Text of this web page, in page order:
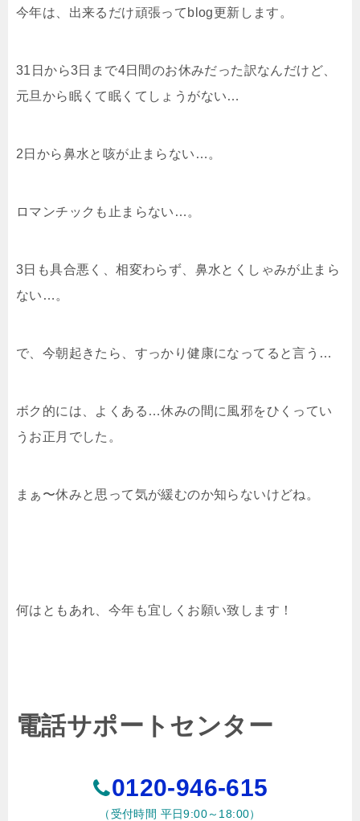
今年は、出来るだけ頑張ってblog更新します。
31日から3日まで4日間のお休みだった訳なんだけど、
元旦から眠くて眠くてしょうがない…
2日から鼻水と咳が止まらない…。
ロマンチックも止まらない…。
3日も具合悪く、相変わらず、鼻水とくしゃみが止まら
ない…。
で、今朝起きたら、すっかり健康になってると言う…
ボク的には、よくある…休みの間に風邪をひくってい
うお正月でした。
まぁ〜休みと思って気が緩むのか知らないけどね。
何はともあれ、今年も宜しくお願い致します！
電話サポートセンター
0120-946-615
（受付時間 平日9:00～18:00）